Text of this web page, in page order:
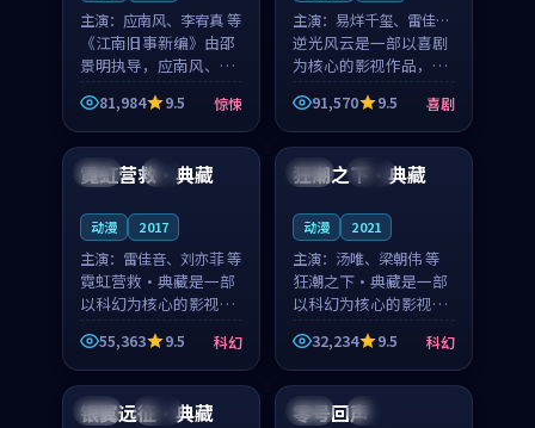
主演： 应南风、李宥真 等
《江南旧事新编》由邵
景明执导，应南风、李
宥真领衔主演，是一部
2018年上映的日本惊悚
综艺。影片以邻里温情
为切入，呈现一段从初
遇到告别都浸着真实
81,984 9.5 惊悚
主演： 易烊千玺、雷佳音
等
逆光风云是一部以喜剧
为核心的影视作品，围
绕危机、反转与人物成
长展开，整体节奏紧
凑，值得推荐观看。
91,570 9.5 喜剧
英国 4K
霓虹营救·典藏
动漫 2017
主演： 雷佳音、刘亦菲 等
霓虹营救·典藏是一部
以科幻为核心的影视作
品，围绕危机、反转与
人物成长展开，整体节
奏紧凑，值得推荐观
看。
55,363 9.5 科幻
法国 高分
狂潮之下·典藏
动漫 2021
主演： 汤唯、梁朝伟 等
狂潮之下·典藏是一部
以科幻为核心的影视作
品，围绕危机、反转与
人物成长展开，整体节
奏紧凑，值得推荐观
32,234 9.5 科幻
美国 热播
银翼远征·典藏 泰国 院线
零号回声